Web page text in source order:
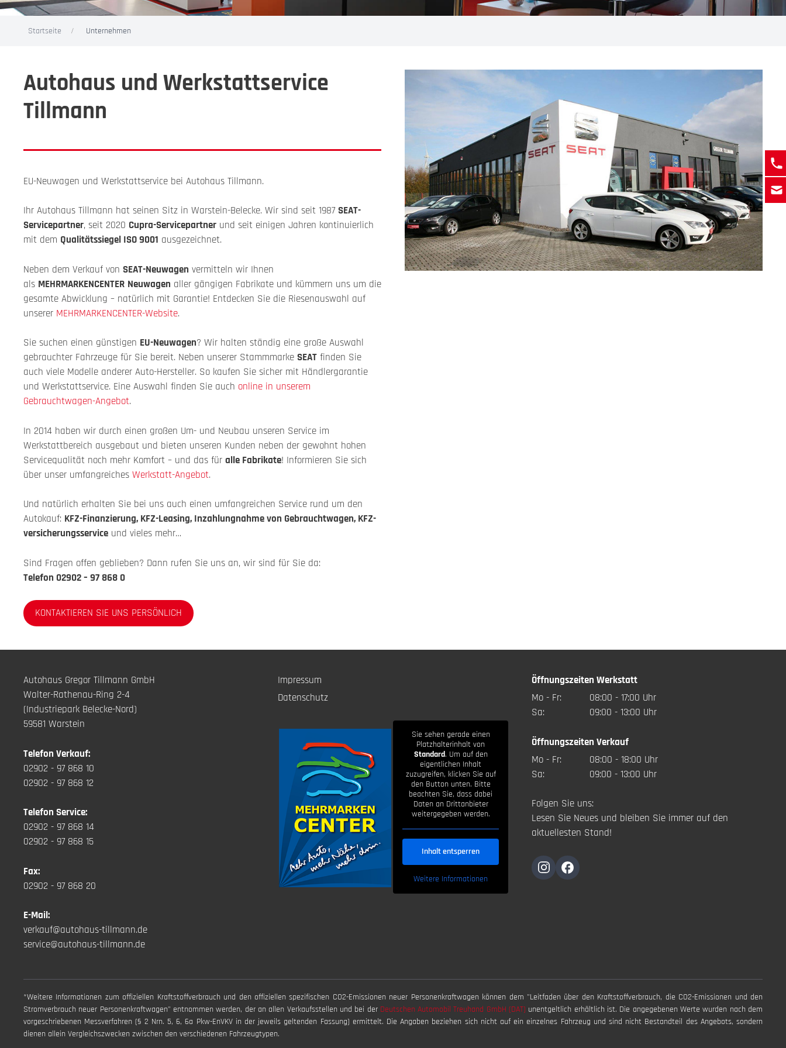
Startseite Unternehmen
Autohaus und Werkstattservice
Tillmann
EU-Neuwagen und Werkstattservice bei Autohaus Tillmann.
Ihr Autohaus Tillmann hat seinen Sitz in Warstein-Belecke. Wir sind seit 1987 SEAT-
Servicepartner, seit 2020 Cupra-Servicepartner und seit einigen Jahren kontinuierlich
mit dem Qualitätssiegel ISO 9001 ausgezeichnet.
Neben dem Verkauf von SEAT-Neuwagen vermitteln wir Ihnen
als MEHRMARKENCENTER Neuwagen aller gängigen Fabrikate und kümmern uns um die
gesamte Abwicklung – natürlich mit Garantie! Entdecken Sie die Riesenauswahl auf
unserer MEHRMARKENCENTER-Website.
Sie suchen einen günstigen EU-Neuwagen? Wir halten ständig eine große Auswahl
gebrauchter Fahrzeuge für Sie bereit. Neben unserer Stammmarke SEAT finden Sie
auch viele Modelle anderer Auto-Hersteller. So kaufen Sie sicher mit Händlergarantie
und Werkstattservice. Eine Auswahl finden Sie auch online in unserem
Gebrauchtwagen-Angebot.
In 2014 haben wir durch einen großen Um- und Neubau unseren Service im
Werkstattbereich ausgebaut und bieten unseren Kunden neben der gewohnt hohen
Servicequalität noch mehr Komfort – und das für alle Fabrikate! Informieren Sie sich
über unser umfangreiches Werkstatt-Angebot.
Und natürlich erhalten Sie bei uns auch einen umfangreichen Service rund um den
Autokauf: KFZ-Finanzierung, KFZ-Leasing, Inzahlungnahme von Gebrauchtwagen, KFZ-
versicherungsservice und vieles mehr…
Sind Fragen offen geblieben? Dann rufen Sie uns an, wir sind für Sie da:
Telefon 02902 – 97 868 0
KONTAKTIEREN SIE UNS PERSÖNLICH
Autohaus Gregor Tillmann GmbH
Walter-Rathenau-Ring 2-4
(Industriepark Belecke-Nord)
59581 Warstein
Telefon Verkauf:
02902 - 97 868 10
02902 - 97 868 12
Telefon Service:
02902 - 97 868 14
02902 - 97 868 15
Fax:
02902 - 97 868 20
E-Mail:
verkauf@autohaus-tillmann.de
service@autohaus-tillmann.de
Impressum
Datenschutz
Sie sehen gerade einen
Platzhalterinhalt von
Standard. Um auf den
eigentlichen Inhalt
zuzugreifen, klicken Sie auf
den Button unten. Bitte
beachten Sie, dass dabei
Daten an Drittanbieter
weitergegeben werden.
Inhalt entsperren
Weitere Informationen
Öffnungszeiten Werkstatt
Mo - Fr:
Sa:
08:00 - 17:00 Uhr
09:00 - 13:00 Uhr
Öffnungszeiten Verkauf
Mo - Fr:
Sa:
08:00 - 18:00 Uhr
09:00 - 13:00 Uhr
Folgen Sie uns:
Lesen Sie Neues und bleiben Sie immer auf den
aktuellesten Stand!
*Weitere Informationen zum offiziellen Kraftstoffverbrauch und den offiziellen spezifischen CO2-Emissionen neuer Personenkraftwagen können dem "Leitfaden über den Kraftstoffverbrauch, die CO2-Emissionen und den
Stromverbrauch neuer Personenkraftwagen" entnommen werden, der an allen Verkaufsstellen und bei der Deutschen Automobil Treuhand GmbH (DAT) unentgeltlich erhältlich ist. Die angegebenen Werte wurden nach dem
vorgeschriebenen Messverfahren (§ 2 Nrn. 5, 6, 6a Pkw-EnVKV in der jeweils geltenden Fassung) ermittelt. Die Angaben beziehen sich nicht auf ein einzelnes Fahrzeug und sind nicht Bestandteil des Angebots, sondern
dienen allein Vergleichszwecken zwischen den verschiedenen Fahrzeugtypen.